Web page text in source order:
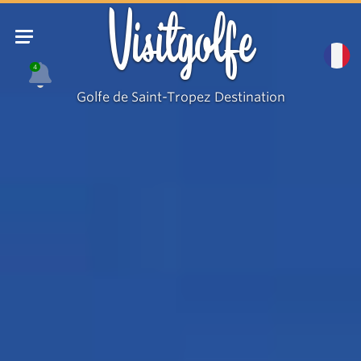
4 Visitgolfe
Golfe de Saint-Tropez Destination